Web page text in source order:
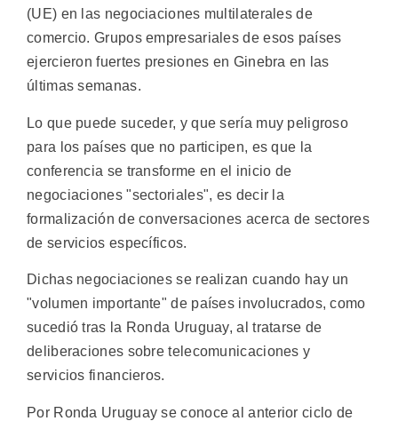
(UE) en las negociaciones multilaterales de
comercio. Grupos empresariales de esos países
ejercieron fuertes presiones en Ginebra en las
últimas semanas.
Lo que puede suceder, y que sería muy peligroso
para los países que no participen, es que la
conferencia se transforme en el inicio de
negociaciones "sectoriales", es decir la
formalización de conversaciones acerca de sectores
de servicios específicos.
Dichas negociaciones se realizan cuando hay un
"volumen importante" de países involucrados, como
sucedió tras la Ronda Uruguay, al tratarse de
deliberaciones sobre telecomunicaciones y
servicios financieros.
Por Ronda Uruguay se conoce al anterior ciclo de